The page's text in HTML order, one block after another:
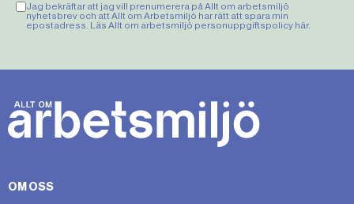
Jag bekräftar att jag vill prenumerera på Allt om arbetsmiljö
nyhetsbrev och att Allt om Arbetsmiljö har rätt att spara min
epostadress. Läs Allt om arbetsmiljö personuppgiftspolicy här.
OM OSS